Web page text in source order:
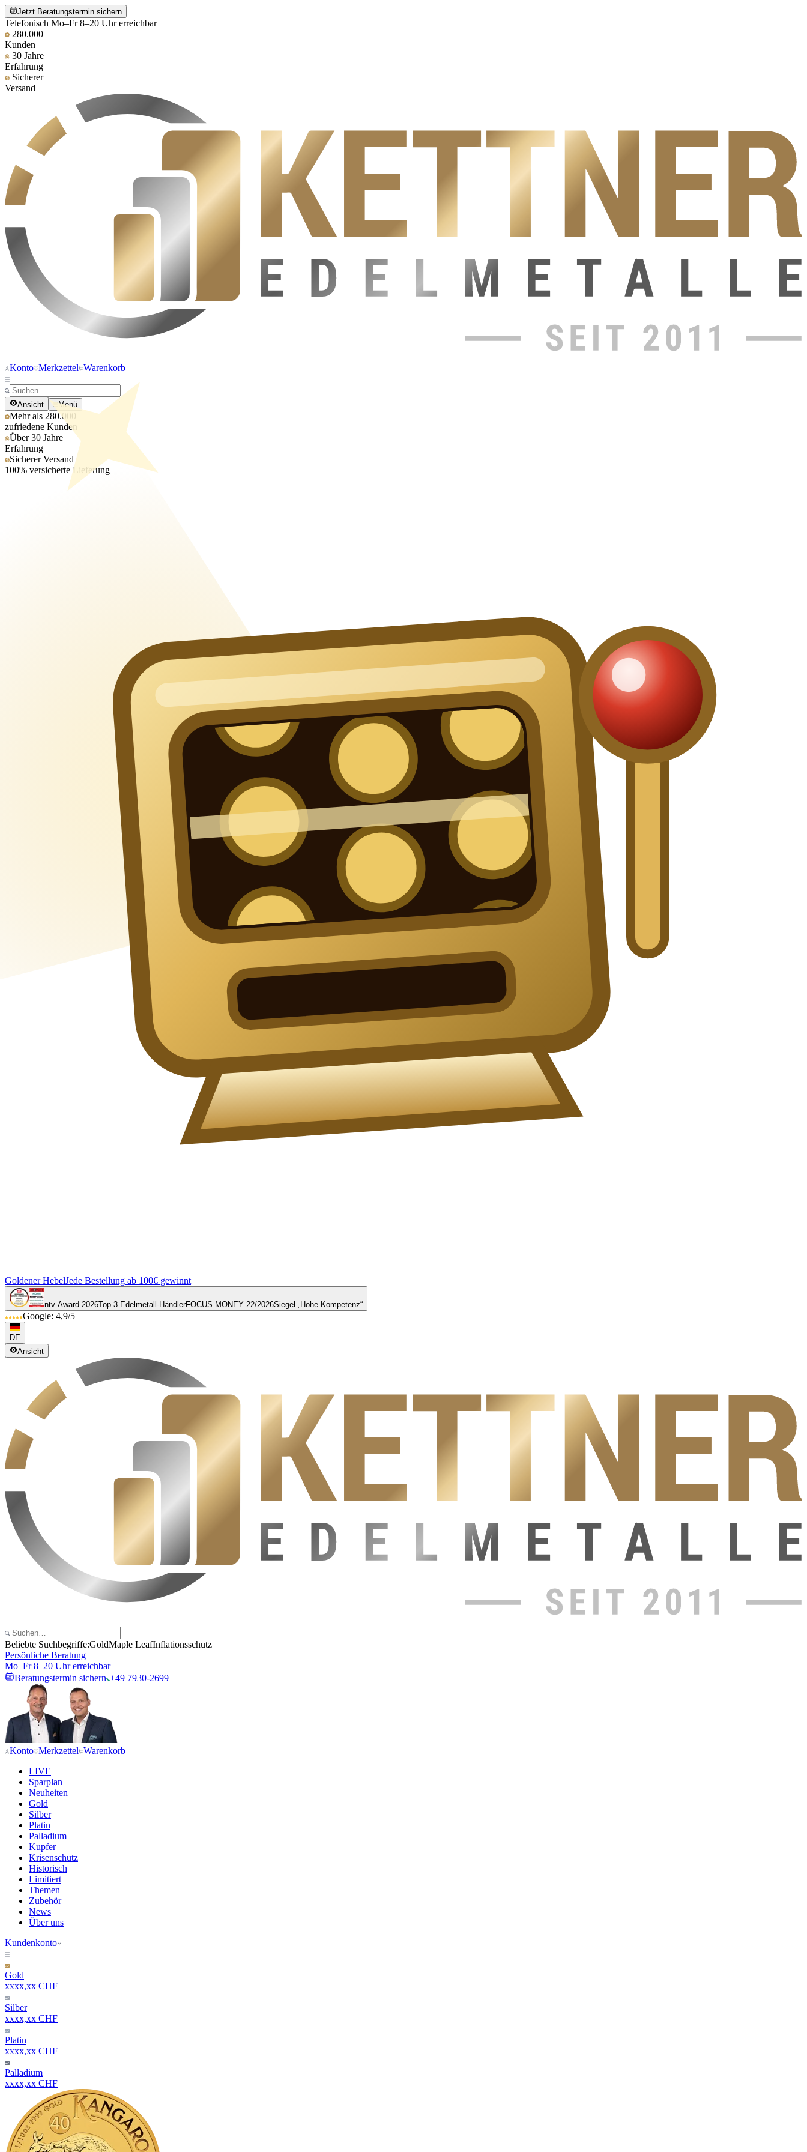
Jetzt Beratungstermin sichern
Telefonisch Mo–Fr 8–20 Uhr erreichbar
280.000
Kunden
30 Jahre
Erfahrung
Sicherer
Versand
Konto Merkzettel Warenkorb
Ansicht Menü
Mehr als 280.000
zufriedene Kunden
Über 30 Jahre
Erfahrung
Sicherer Versand
100% versicherte Lieferung
Goldener HebelJede Bestellung ab 100€ gewinnt
ntv-Award 2026Top 3 Edelmetall-HändlerFOCUS MONEY 22/2026Siegel „Hohe Kompetenz“
Google: 4,9/5
DE
Ansicht
Beliebte Suchbegriffe:GoldMaple LeafInflationsschutz
Persönliche Beratung
Mo–Fr 8–20 Uhr erreichbar
Beratungstermin sichern +49 7930-2699
Konto Merkzettel Warenkorb
LIVE
Sparplan
Neuheiten
Gold
Silber
Platin
Palladium
Kupfer
Krisenschutz
Historisch
Limitiert
Themen
Zubehör
News
Über uns
Kundenkonto
Gold
xxxx,xx CHF
Silber
xxxx,xx CHF
Platin
xxxx,xx CHF
Palladium
xxxx,xx CHF